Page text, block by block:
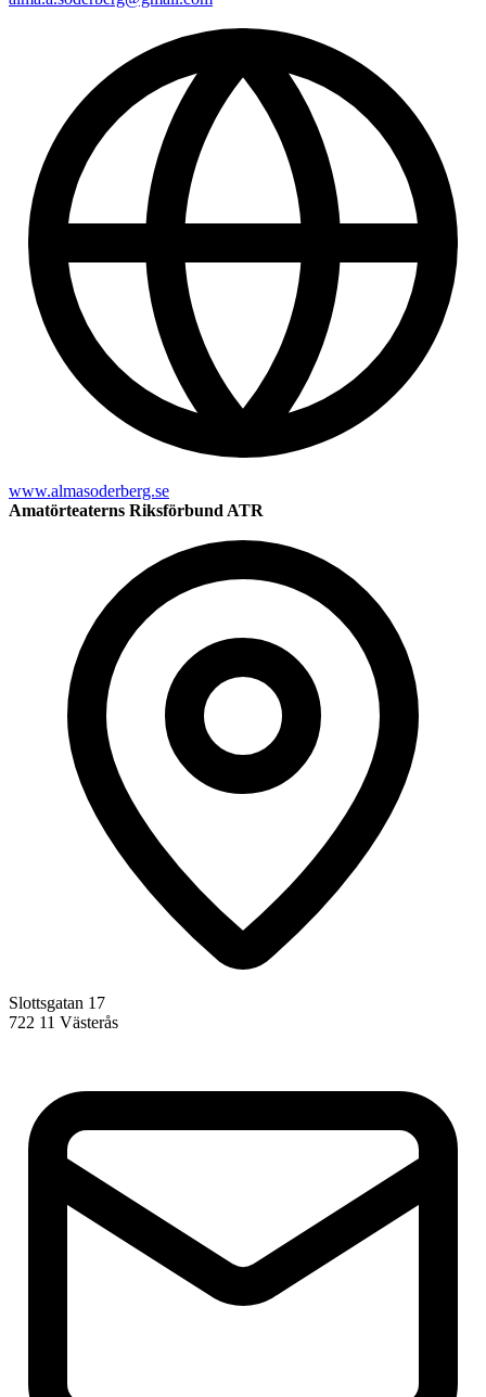
www.almasoderberg.se
Amatörteaterns Riksförbund ATR
Slottsgatan 17
722 11 Västerås